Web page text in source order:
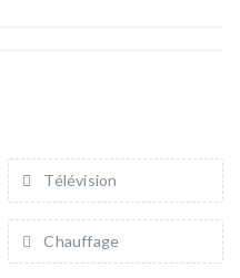
Télévision
Chauffage